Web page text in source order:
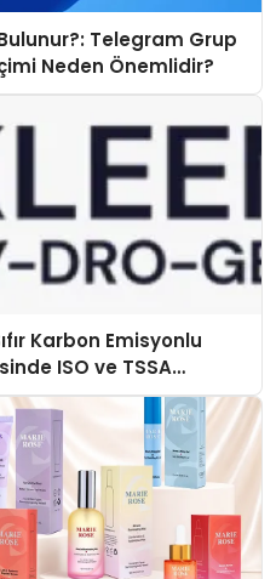
Telegram Grup
Neden Önemlidir?
Karbon Emisyonlu
ISO ve TSSA